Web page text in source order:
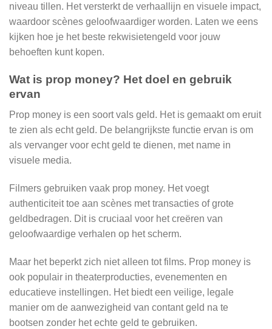
niveau tillen. Het versterkt de verhaallijn en visuele impact,
waardoor scènes geloofwaardiger worden. Laten we eens
kijken hoe je het beste rekwisietengeld voor jouw
behoeften kunt kopen.
Wat is prop money? Het doel en gebruik
ervan
Prop money is een soort vals geld. Het is gemaakt om eruit
te zien als echt geld. De belangrijkste functie ervan is om
als vervanger voor echt geld te dienen, met name in
visuele media.
Filmers gebruiken vaak prop money. Het voegt
authenticiteit toe aan scènes met transacties of grote
geldbedragen. Dit is cruciaal voor het creëren van
geloofwaardige verhalen op het scherm.
Maar het beperkt zich niet alleen tot films. Prop money is
ook populair in theaterproducties, evenementen en
educatieve instellingen. Het biedt een veilige, legale
manier om de aanwezigheid van contant geld na te
bootsen zonder het echte geld te gebruiken.